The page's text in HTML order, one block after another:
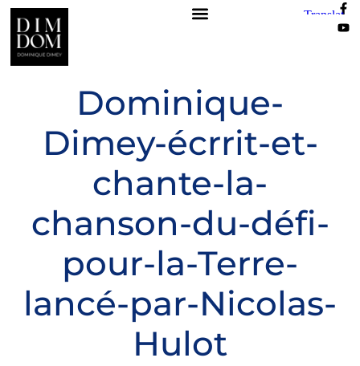
Dominique-
Dimey-écrrit-et-
chante-la-
chanson-du-défi-
pour-la-Terre-
lancé-par-Nicolas-
Hulot